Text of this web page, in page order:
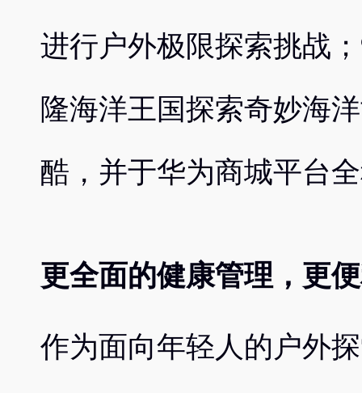
进行户外极限探索挑战
隆海洋王国探索奇妙海
酷，并于华为商城平台
更全面的健康管理，更
作为面向年轻人的户外